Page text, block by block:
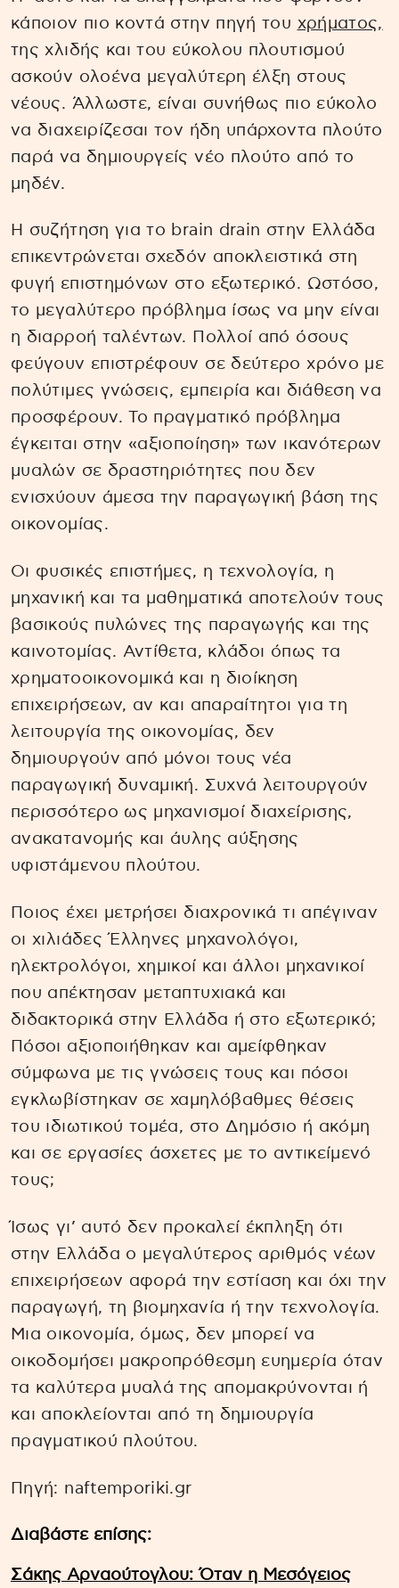
κάποιον πιο κοντά στην πηγή του χρήματος,
της χλιδής και του εύκολου πλουτισμού
ασκούν ολοένα μεγαλύτερη έλξη στους
νέους. Άλλωστε, είναι συνήθως πιο εύκολο
να διαχειρίζεσαι τον ήδη υπάρχοντα πλούτο
παρά να δημιουργείς νέο πλούτο από το
μηδέν.
Η συζήτηση για το brain drain στην Ελλάδα
επικεντρώνεται σχεδόν αποκλειστικά στη
φυγή επιστημόνων στο εξωτερικό. Ωστόσο,
το μεγαλύτερο πρόβλημα ίσως να μην είναι
η διαρροή ταλέντων. Πολλοί από όσους
φεύγουν επιστρέφουν σε δεύτερο χρόνο με
πολύτιμες γνώσεις, εμπειρία και διάθεση να
προσφέρουν. Το πραγματικό πρόβλημα
έγκειται στην «αξιοποίηση» των ικανότερων
μυαλών σε δραστηριότητες που δεν
ενισχύουν άμεσα την παραγωγική βάση της
οικονομίας.
Οι φυσικές επιστήμες, η τεχνολογία, η
μηχανική και τα μαθηματικά αποτελούν τους
βασικούς πυλώνες της παραγωγής και της
καινοτομίας. Αντίθετα, κλάδοι όπως τα
χρηματοοικονομικά και η διοίκηση
επιχειρήσεων, αν και απαραίτητοι για τη
λειτουργία της οικονομίας, δεν
δημιουργούν από μόνοι τους νέα
παραγωγική δυναμική. Συχνά λειτουργούν
περισσότερο ως μηχανισμοί διαχείρισης,
ανακατανομής και άυλης αύξησης
υφιστάμενου πλούτου.
Ποιος έχει μετρήσει διαχρονικά τι απέγιναν
οι χιλιάδες Έλληνες μηχανολόγοι,
ηλεκτρολόγοι, χημικοί και άλλοι μηχανικοί
που απέκτησαν μεταπτυχιακά και
διδακτορικά στην Ελλάδα ή στο εξωτερικό;
Πόσοι αξιοποιήθηκαν και αμείφθηκαν
σύμφωνα με τις γνώσεις τους και πόσοι
εγκλωβίστηκαν σε χαμηλόβαθμες θέσεις
του ιδιωτικού τομέα, στο Δημόσιο ή ακόμη
και σε εργασίες άσχετες με το αντικείμενό
τους;
Ίσως γι’ αυτό δεν προκαλεί έκπληξη ότι
στην Ελλάδα ο μεγαλύτερος αριθμός νέων
επιχειρήσεων αφορά την εστίαση και όχι την
παραγωγή, τη βιομηχανία ή την τεχνολογία.
Μια οικονομία, όμως, δεν μπορεί να
οικοδομήσει μακροπρόθεσμη ευημερία όταν
τα καλύτερα μυαλά της απομακρύνονται ή
και αποκλείονται από τη δημιουργία
πραγματικού πλούτου.
Πηγή: naftemporiki.gr
Διαβάστε επίσης:
Σάκης Αρναούτογλου: Όταν η Μεσόγειος